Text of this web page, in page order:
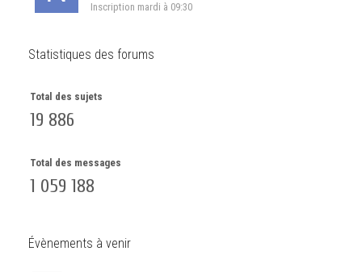
Inscription mardi à 09:30
Statistiques des forums
Total des sujets
19 886
Total des messages
1 059 188
Évènements à venir